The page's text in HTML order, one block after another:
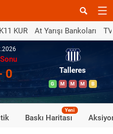
KUR At Yarışı Bankoları
0 Talleres
G M M M B
Baskı Haritası
Yeni